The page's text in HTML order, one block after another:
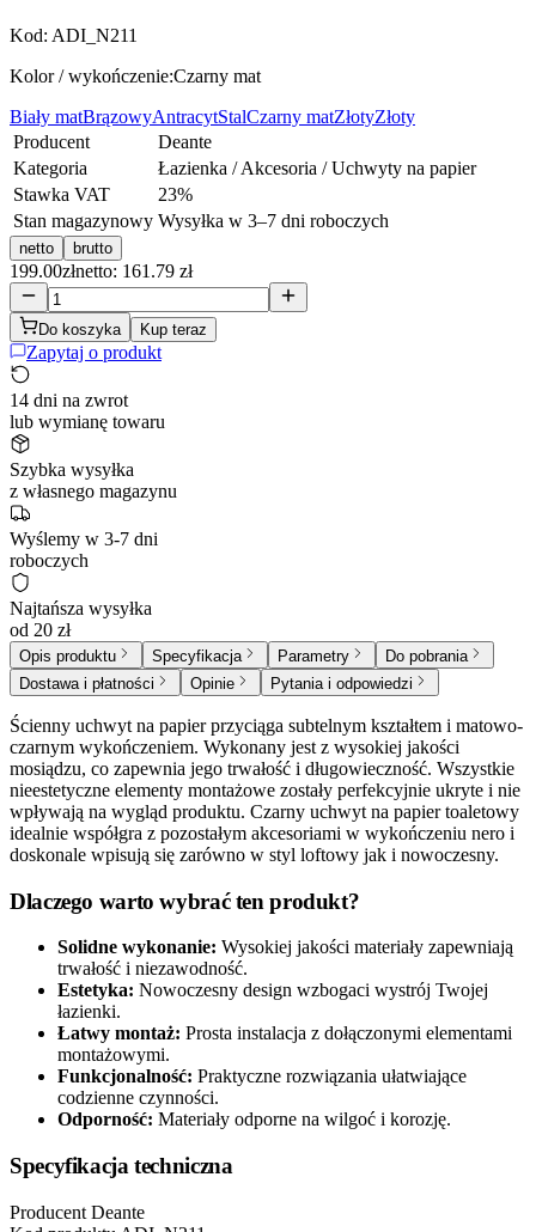
Kod: ADI_N211
Kolor / wykończenie:Czarny mat
Biały matBrązowyAntracytStalCzarny matZłotyZłoty
Producent
Deante
Kategoria
Łazienka / Akcesoria / Uchwyty na papier
Stawka VAT
23%
Stan magazynowy Wysyłka w 3–7 dni roboczych
netto brutto
199.00złnetto: 161.79 zł
Do koszyka Kup teraz
Zapytaj o produkt
14 dni na zwrot
lub wymianę towaru
Szybka wysyłka
z własnego magazynu
Wyślemy w 3-7 dni
roboczych
Najtańsza wysyłka
od 20 zł
Opis produktu Specyfikacja Parametry
Do pobrania
Dostawa i płatności
Opinie Pytania i odpowiedzi
Ścienny uchwyt na papier przyciąga subtelnym kształtem i matowo-
czarnym wykończeniem. Wykonany jest z wysokiej jakości
mosiądzu, co zapewnia jego trwałość i długowieczność. Wszystkie
nieestetyczne elementy montażowe zostały perfekcyjnie ukryte i nie
wpływają na wygląd produktu. Czarny uchwyt na papier toaletowy
idealnie współgra z pozostałym akcesoriami w wykończeniu nero i
doskonale wpisują się zarówno w styl loftowy jak i nowoczesny.
Dlaczego warto wybrać ten produkt?
Solidne wykonanie: Wysokiej jakości materiały zapewniają
trwałość i niezawodność.
Estetyka: Nowoczesny design wzbogaci wystrój Twojej
łazienki.
Łatwy montaż: Prosta instalacja z dołączonymi elementami
montażowymi.
Funkcjonalność: Praktyczne rozwiązania ułatwiające
codzienne czynności.
Odporność: Materiały odporne na wilgoć i korozję.
Specyfikacja techniczna
Producent Deante